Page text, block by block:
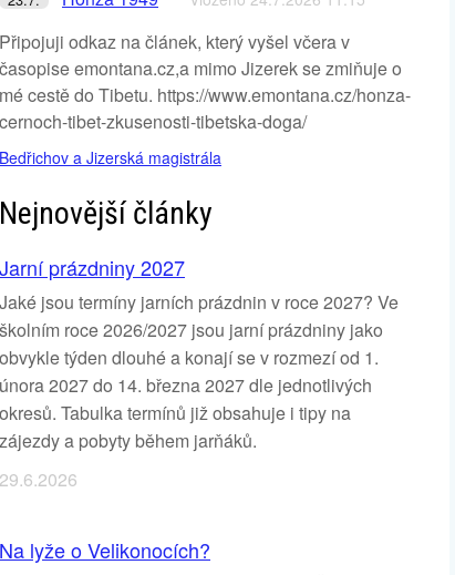
Připojuji odkaz na článek, který vyšel včera v
časopise emontana.cz,a mimo Jizerek se zmiňuje o
mé cestě do Tibetu. https://www.emontana.cz/honza-
cernoch-tibet-zkusenosti-tibetska-doga/
Bedřichov a Jizerská magistrála
Nejnovější články
Jarní prázdniny 2027
Jaké jsou termíny jarních prázdnin v roce 2027? Ve
školním roce 2026/2027 jsou jarní prázdniny jako
obvykle týden dlouhé a konají se v rozmezí od 1.
února 2027 do 14. března 2027 dle jednotlivých
okresů. Tabulka termínů již obsahuje i tipy na
zájezdy a pobyty během jarňáků.
29.6.2026
Na lyže o Velikonocích?